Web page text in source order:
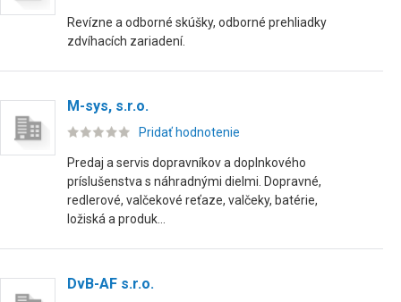
Revízne a odborné skúšky, odborné prehliadky
zdvíhacích zariadení.
M-sys, s.r.o.
Pridať hodnotenie
Predaj a servis dopravníkov a doplnkového
príslušenstva s náhradnými dielmi. Dopravné,
redlerové, valčekové reťaze, valčeky, batérie,
ložiská a produk...
DvB-AF s.r.o.